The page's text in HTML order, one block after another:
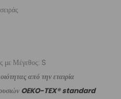
με Μέγεθος: S
από την εταιρία
OEKO-TEX® standard